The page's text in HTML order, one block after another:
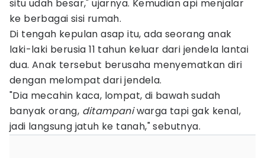
situ udah besar," ujarnya. Kemudian api menjalar
ke berbagai sisi rumah.
Di tengah kepulan asap itu, ada seorang anak
laki-laki berusia 11 tahun keluar dari jendela lantai
dua. Anak tersebut berusaha menyematkan diri
dengan melompat dari jendela.
"Dia mecahin kaca, lompat, di bawah sudah
banyak orang, ditampaniwarga tapi gak kenal,
jadi langsung jatuh ke tanah," sebutnya.